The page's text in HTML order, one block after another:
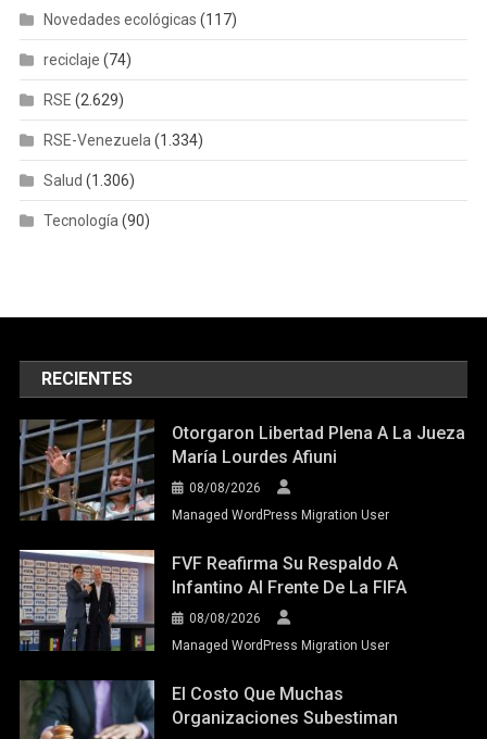
Novedades ecológicas (117)
reciclaje (74)
RSE (2.629)
RSE-Venezuela (1.334)
Salud (1.306)
Tecnología (90)
RECIENTES
Otorgaron Libertad Plena A La Jueza
María Lourdes Afiuni
08/08/2026
Managed WordPress Migration User
FVF Reafirma Su Respaldo A
Infantino Al Frente De La FIFA
08/08/2026
Managed WordPress Migration User
El Costo Que Muchas
Organizaciones Subestiman